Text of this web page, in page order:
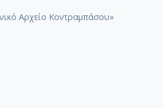
Αρχείο Κοντραμπάσου»